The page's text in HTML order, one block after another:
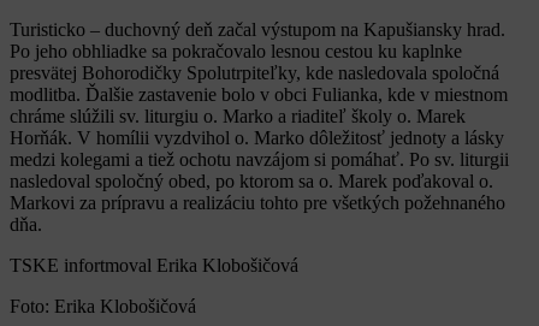
Turisticko – duchovný deň začal výstupom na Kapušiansky hrad.
Po jeho obhliadke sa pokračovalo lesnou cestou ku kaplnke
presvätej Bohorodičky Spolutrpiteľky, kde nasledovala spoločná
modlitba. Ďalšie zastavenie bolo v obci Fulianka, kde v miestnom
chráme slúžili sv. liturgiu o. Marko a riaditeľ školy o. Marek
Horňák. V homílii vyzdvihol o. Marko dôležitosť jednoty a lásky
medzi kolegami a tiež ochotu navzájom si pomáhať. Po sv. liturgii
nasledoval spoločný obed, po ktorom sa o. Marek poďakoval o.
Markovi za prípravu a realizáciu tohto pre všetkých požehnaného
dňa.
TSKE infortmoval Erika Klobošičová
Foto: Erika Klobošičová